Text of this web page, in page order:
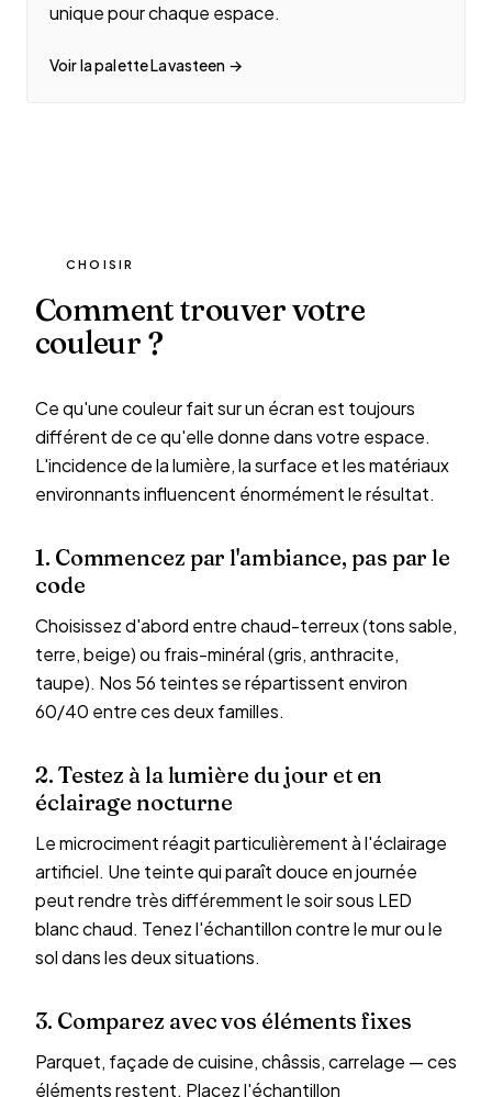
unique pour chaque espace.
Voir la palette Lavasteen →
CHOISIR
Comment trouver votre
couleur ?
Ce qu'une couleur fait sur un écran est toujours
différent de ce qu'elle donne dans votre espace.
L'incidence de la lumière, la surface et les matériaux
environnants influencent énormément le résultat.
1. Commencez par l'ambiance, pas par le
code
Choisissez d'abord entre chaud-terreux (tons sable,
terre, beige) ou frais-minéral (gris, anthracite,
taupe). Nos 56 teintes se répartissent environ
60/40 entre ces deux familles.
2. Testez à la lumière du jour et en
éclairage nocturne
Le microciment réagit particulièrement à l'éclairage
artificiel. Une teinte qui paraît douce en journée
peut rendre très différemment le soir sous LED
blanc chaud. Tenez l'échantillon contre le mur ou le
sol dans les deux situations.
3. Comparez avec vos éléments fixes
Parquet, façade de cuisine, châssis, carrelage — ces
éléments restent. Placez l'échantillon